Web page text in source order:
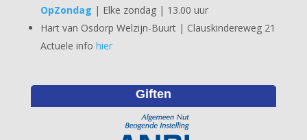
OpZondag | Elke zondag | 13.00 uur
Hart van Osdorp Welzijn-Buurt | Clauskindereweg 21
Actuele info hier
Giften